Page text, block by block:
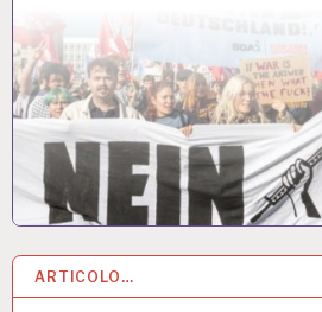
ARTICOLO…
27 MAG 2026